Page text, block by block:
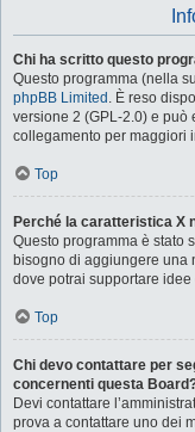
Chi ha scritto questo
Questo programma (nella
phpBB Limited . È reso
versione 2 (GPL-2.0) e può
collegamento per maggiori
Top
Perché la caratteristica X
Questo programma è stato
bisogno di aggiungere una
dove potrai supportare
Top
Chi devo contattare per
concernenti questa
Devi contattare
prova a contattare uno dei